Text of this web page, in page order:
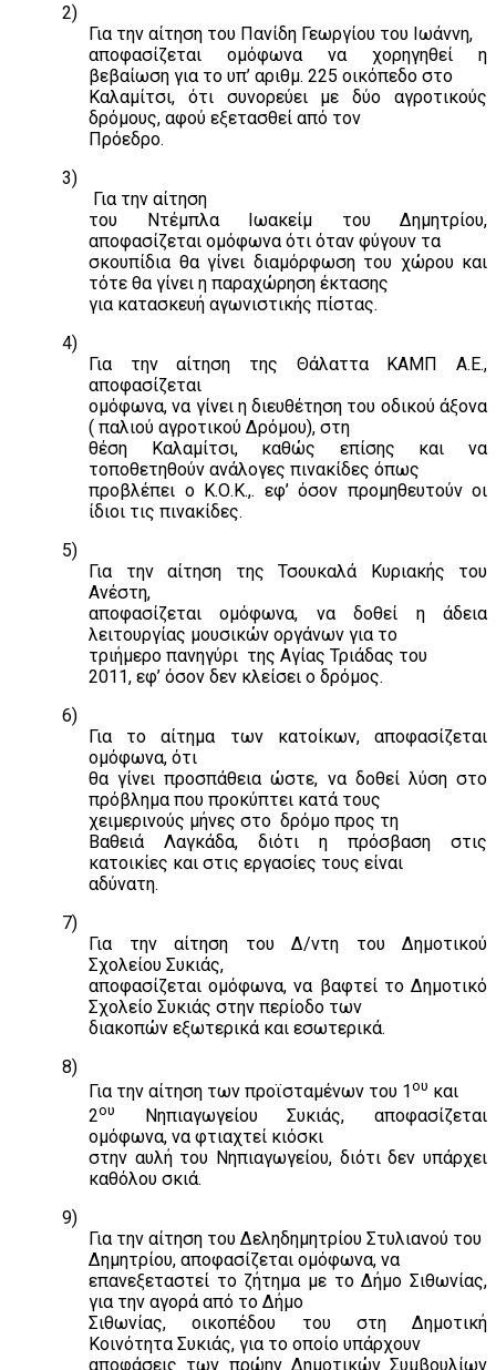
2)
Για την αίτηση του Πανίδη Γεωργίου του Ιωάννη,
αποφασίζεται ομόφωνα να χορηγηθεί η
βεβαίωση για το υπ’ αριθμ. 225 οικόπεδο στο
Καλαμίτσι, ότι συνορεύει με δύο αγροτικούς
δρόμους, αφού εξετασθεί από τον
Πρόεδρο.
3)
Για την αίτηση
του Ντέμπλα Ιωακείμ του Δημητρίου,
αποφασίζεται ομόφωνα ότι όταν φύγουν τα
σκουπίδια θα γίνει διαμόρφωση του χώρου και
τότε θα γίνει η παραχώρηση έκτασης
για κατασκευή αγωνιστικής πίστας.
4)
Για την αίτηση της Θάλαττα ΚΑΜΠ Α.Ε.,
αποφασίζεται
ομόφωνα, να γίνει η διευθέτηση του οδικού άξονα
( παλιού αγροτικού Δρόμου), στη
θέση Καλαμίτσι, καθώς επίσης και να
τοποθετηθούν ανάλογες πινακίδες όπως
προβλέπει ο Κ.Ο.Κ.,. εφ’ όσον προμηθευτούν οι
ίδιοι τις πινακίδες.
5)
Για την αίτηση της Τσουκαλά Κυριακής του
Ανέστη,
αποφασίζεται ομόφωνα, να δοθεί η άδεια
λειτουργίας μουσικών οργάνων για το
τριήμερο πανηγύρι της Αγίας Τριάδας του
2011, εφ’ όσον δεν κλείσει ο δρόμος.
6)
Για το αίτημα των κατοίκων, αποφασίζεται
ομόφωνα, ότι
θα γίνει προσπάθεια ώστε, να δοθεί λύση στο
πρόβλημα που προκύπτει κατά τους
χειμερινούς μήνες στο δρόμο προς τη
Βαθειά Λαγκάδα, διότι η πρόσβαση στις
κατοικίες και στις εργασίες τους είναι
αδύνατη.
7)
Για την αίτηση του Δ/ντη του Δημοτικού
Σχολείου Συκιάς,
αποφασίζεται ομόφωνα, να βαφτεί το Δημοτικό
Σχολείο Συκιάς στην περίοδο των
διακοπών εξωτερικά και εσωτερικά.
8)
Για την αίτηση των προϊσταμένων του 1ου και
2ου
Νηπιαγωγείου Συκιάς, αποφασίζεται
ομόφωνα, να φτιαχτεί κιόσκι
στην αυλή του Νηπιαγωγείου, διότι δεν υπάρχει
καθόλου σκιά.
9)
Για την αίτηση του Δεληδημητρίου Στυλιανού του
Δημητρίου, αποφασίζεται ομόφωνα, να
επανεξεταστεί το ζήτημα με το Δήμο Σιθωνίας,
για την αγορά από το Δήμο
Σιθωνίας, οικοπέδου του στη Δημοτική
Κοινότητα Συκιάς, για το οποίο υπάρχουν
αποφάσεις των πρώην Δημοτικών Συμβουλίων